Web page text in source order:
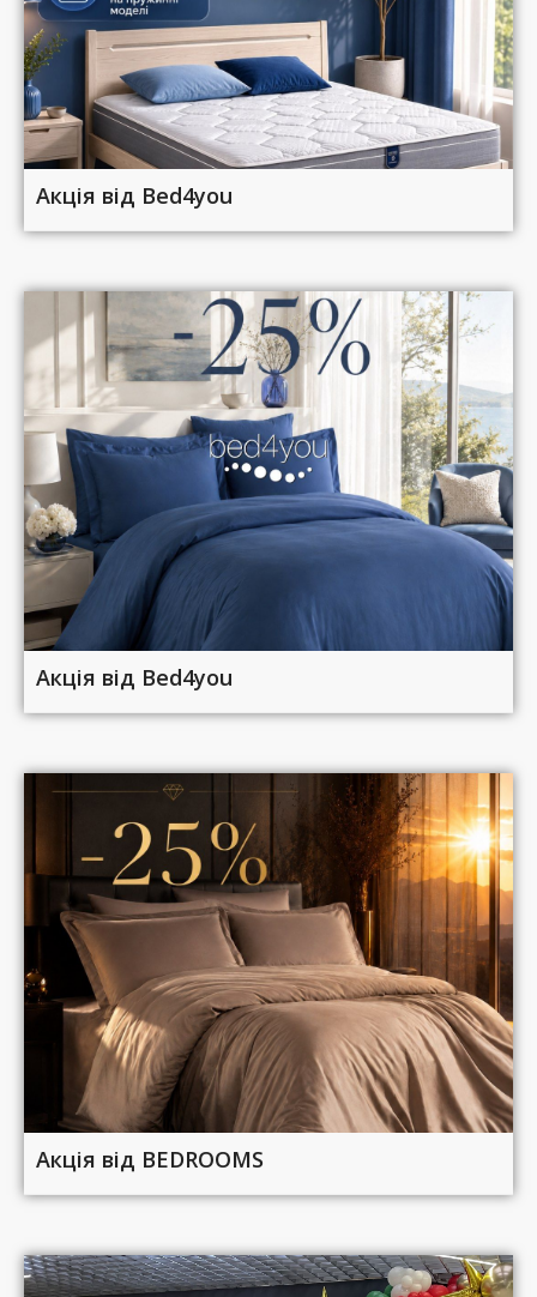
Акція від Bed4you
Акція від Bed4you
Акція від BEDROOMS